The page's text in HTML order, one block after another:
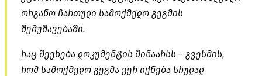
ორგანო ჩართული სამოქმედო გეგმის
შემუშავებაში.
რაც შეეხება დოკუმენტის შინაარსს – გვესმის,
რომ სამოქმედო გეგმა ვერ იქნება სრულად